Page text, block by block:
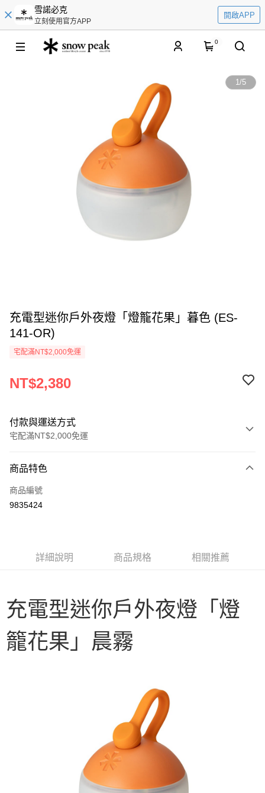
雪諾必克
立刻使用官方APP
開啟APP
0
1/5
充電型迷你戶外夜燈「燈籠花果」暮色 (ES-
141-OR)
宅配滿NT$2,000免運
NT$2,380
付款與運送方式
宅配滿NT$2,000免運
信用卡一次付款
信用卡分期付款
上海商業儲蓄銀行
台北富邦商業銀行
匯豐（台灣）商業銀行
華泰商業銀行
聯邦商業銀行
遠東國際商業銀行
玉山商業銀行
台新國際商業銀行
合作金庫商業銀行
第一商業銀行
臺灣中小企業銀行
台中商業銀行
匯豐（台灣）商業銀行
華泰商業銀行
元大商業銀行
玉山商業銀行
LINE Pay
Google Pay
AFTEE先享後付
相關說明
【關於「AFTEE先享後付」】
２．便利：只要手機號碼，簡訊認證，即可結帳。
３．安心：先確認商品／服務後，再付款。
【「AFTEE先享後付」結帳流程】
１．於結帳方式選擇「AFTEE先享後付」後，將跳轉至「AFTEE先享後付」
結帳頁面，進行簡訊認證並確認金額後，即可完成結帳。
２．訂單成立數日內，您將收到繳費通知簡訊。
３．收到繳費通知簡訊後14天內，點擊此簡訊中的連結，可透過四大超商／
ATM／網路銀行／等多元方式進行付款，方視為交易完成。
※ 請注意：結帳手續完成當下不需立刻繳費，但若您需要取消訂單，請聯絡
每筆NT$100，滿NT$2,000(含以上)免運費
商品特色
商品編號
9835424
詳細說明 商品規格 相關推薦
充電型迷你戶外夜燈「燈
籠花果」晨霧